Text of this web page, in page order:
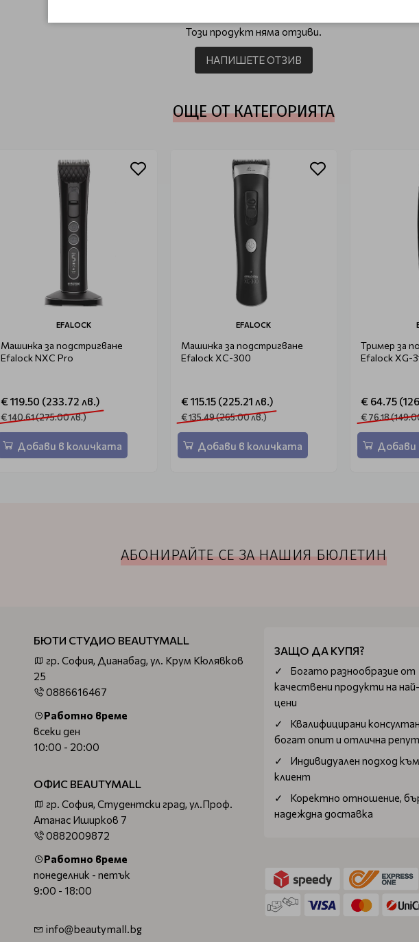
Този продукт няма отзиви.
НАПИШЕТЕ ОТЗИВ
ОЩЕ ОТ КАТЕГОРИЯТА
EFALOCK
Машинка за подстригване
Efalock NXC Pro
€ 119.50 (233.72 лв.)
€ 140.61 (275.00 лв.)
Добави в количката
EFALOCK
Машинка за подстригване
Efalock XC-300
€ 115.15 (225.21 лв.)
€ 135.49 (265.00 лв.)
Добави в количката
Тример за
Efalock XG-
€ 64.75
€ 76.18
Добави
АБОНИРАЙТЕ СЕ ЗА НАШИЯ БЮЛЕТИН
БЮТИ СТУДИО BEAUTYMALL
гр. София, Дианабад, ул. Крум Кюлявков
25
0886616467
Работно време
всеки ден
10:00 - 20:00
ОФИС BEAUTYMALL
гр. София, Студентски град, ул.Проф.
Атанас Иширков 7
0882009872
Работно време
понеделник - петък
9:00 - 18:00
info@beautymall.bg
ЗАЩО ДА КУПЯ?
Богатo разнообразие от
качествени продукти на
цени
Квалифицирани
богат опит и отлична
Индивидуален подход
клиент
Коректно отношение,
надеждна доставка